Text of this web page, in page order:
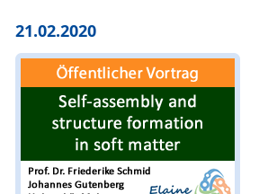
21.02.2020